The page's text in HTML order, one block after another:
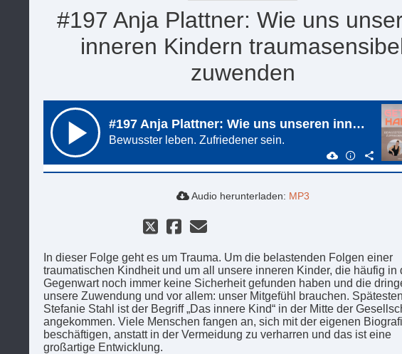
#197 Anja Plattner: Wie uns
inneren Kindern
zuwenden
Audio herunterladen: MP3
In dieser Folge geht es um Trauma. Um die belastenden Folgen einer
traumatischen Kindheit und um all unsere inneren Kinder, die häufig in
Gegenwart noch immer keine Sicherheit gefunden haben und die
unsere Zuwendung und vor allem: unser Mitgefühl brauchen.
Stefanie Stahl ist der Begriff „Das innere Kind“ in der Mitte der
angekommen. Viele Menschen fangen an, sich mit der eigenen
beschäftigen, anstatt in der Vermeidung zu verharren und das ist eine
großartige Entwicklung.